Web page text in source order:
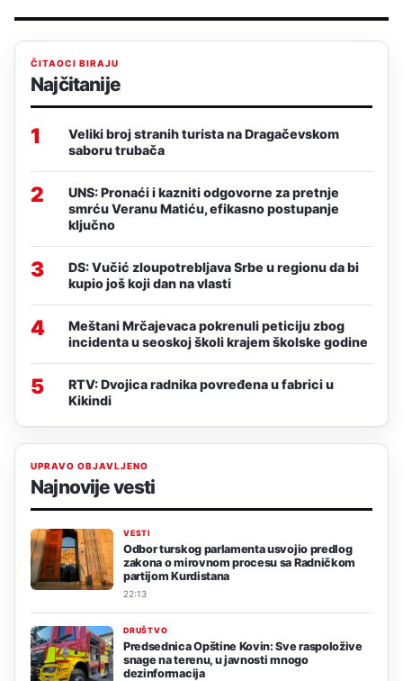
ČITAOCI BIRAJU
Najčitanije
1
Veliki broj stranih turista na Dragačevskom
saboru trubača
2
UNS: Pronaći i kazniti odgovorne za pretnje
smrću Veranu Matiću, efikasno postupanje
ključno
3
DS: Vučić zloupotrebljava Srbe u regionu da bi
kupio još koji dan na vlasti
4
Meštani Mrčajevaca pokrenuli peticiju zbog
incidenta u seoskoj školi krajem školske godine
5
RTV: Dvojica radnika povređena u fabrici u
Kikindi
UPRAVO OBJAVLJENO
Najnovije vesti
VESTI
Odbor turskog parlamenta usvojio predlog
zakona o mirovnom procesu sa Radničkom
partijom Kurdistana
22:13
DRUŠTVO
Predsednica Opštine Kovin: Sve raspoložive
snage na terenu, u javnosti mnogo
dezinformacija